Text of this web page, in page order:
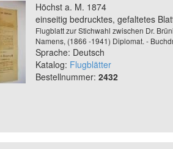
Höchst a. M. 1874
einseitig bedrucktes, gefaltetes
Flugblatt zur Stichwahl zwischen Dr.
Namens, (1866 -1941) Diplomat. -
Sprache: Deutsch
Katalog: Flugblätter
Bestellnummer: 2432